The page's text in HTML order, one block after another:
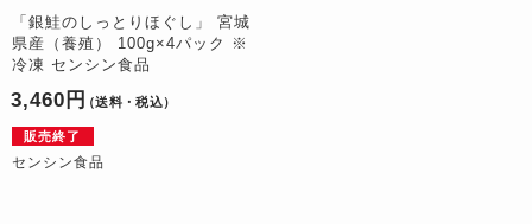
「銀鮭のしっとりほぐし」 宮城
県産（養殖） 100g×4パック ※
冷凍 センシン食品
3,460円 （送料・税込）
販売終了
センシン食品